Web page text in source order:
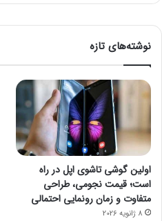
نوشته‌های تازه
اولین گوشی تاشوی اپل در راه
است؛ قیمت نجومی، طراحی
متفاوت و زمان رونمایی احتمالی
8 ژانویه 2026